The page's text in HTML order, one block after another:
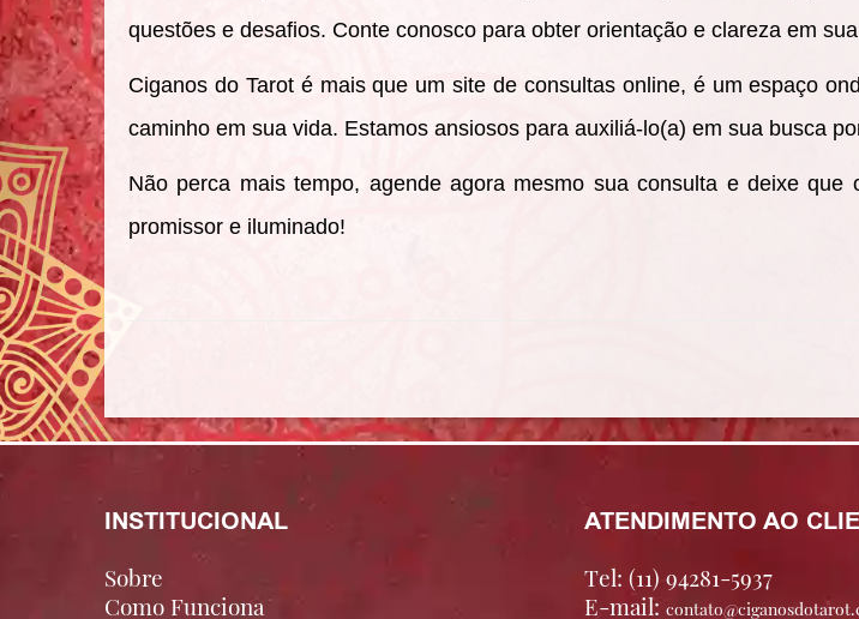
questões e desafios. Conte conosco para obter orientação e clareza em
Ciganos do Tarot é mais que um site de consultas online, é um espaço
caminho em sua vida. Estamos ansiosos para auxiliá-lo(a) em sua busca
Não perca mais tempo, agende agora mesmo sua consulta e deixe
promissor e iluminado!
INSTITUCIONAL
Sobre
Como Funciona
ATENDIMENTO AO
Tel: (11) 94281-5937
E-mail: